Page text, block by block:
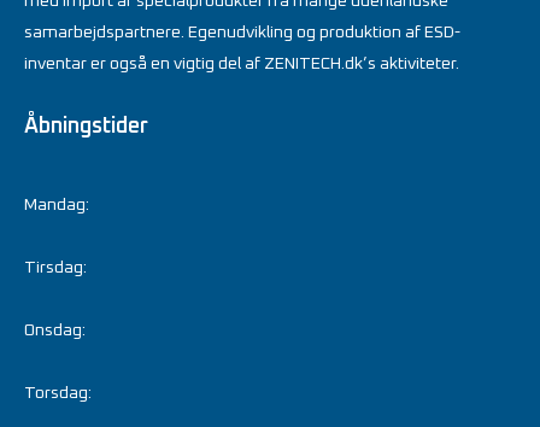
samarbejdspartnere. Egenudvikling og produktion af ESD-
inventar er også en vigtig del af ZENITECH.dk’s aktiviteter.
Åbningstider
Mandag:
Tirsdag:
Onsdag:
Torsdag: